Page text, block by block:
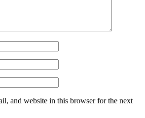
and website in this browser for the next